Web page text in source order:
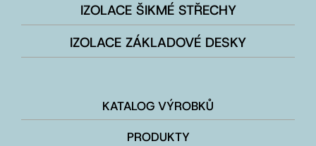
IZOLACE ŠIKMÉ STŘECHY
IZOLACE ZÁKLADOVÉ DESKY
KATALOG VÝROBKŮ
PRODUKTY